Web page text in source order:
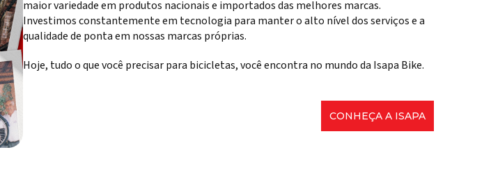
maior variedade em produtos nacionais e importados das melhores marcas.
Investimos constantemente em tecnologia para manter o alto nível dos serviços e a
qualidade de ponta em nossas marcas próprias.
Hoje, tudo o que você precisar para bicicletas, você encontra no mundo da Isapa Bike.
CONHEÇA A ISAPA